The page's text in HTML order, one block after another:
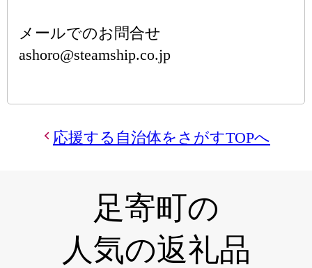
メールでのお問合せ
ashoro@steamship.co.jp
応援する自治体をさがすTOPへ
足寄町の
人気の返礼品